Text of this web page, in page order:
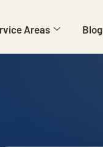
Areas Blog